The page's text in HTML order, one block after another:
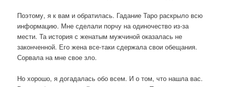
Поэтому, я к вам и обратилась. Гадание Таро раскрыло всю
информацию. Мне сделали порчу на одиночество из-за
мести. Та история с женатым мужчиной оказалась не
законченной. Его жена все-таки сдержала свои обещания.
Сорвала на мне свое зло.
Но хорошо, я догадалась обо всем. И о том, что нашла вас.